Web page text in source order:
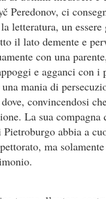
Peredonov, ci
letteratura, un
il lato demente e
con una
e agganci con
mania di
convincendosi
La sua
abbia a
ma